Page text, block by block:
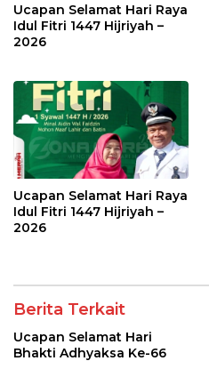
Ucapan Selamat Hari Raya
Idul Fitri 1447 Hijriyah –
2026
Ucapan Selamat Hari Raya
Idul Fitri 1447 Hijriyah –
2026
Berita Terkait
Ucapan Selamat Hari
Bhakti Adhyaksa Ke-66